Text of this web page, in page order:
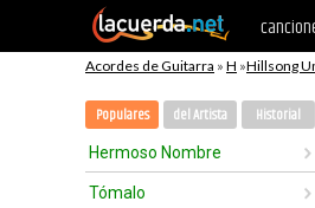
Acordes de Guitarra » H »Hillsong
Populares del Artista Historial
Hermoso Nombre
Tómalo